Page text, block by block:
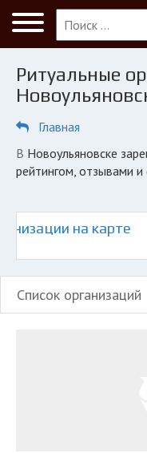
Главная
Новоульяновск
КОМПАНИЯМ
© 2026 Все права
Ритуальные
Главная
в Новоульяновске зарегистрирована 1 организация с
рейтингом, отзывами
на карте
Список организаций